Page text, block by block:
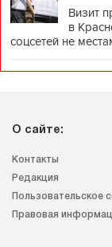
Визит
в
соцсетей не
О сайте:
Контакты
Редакция
Пользовательское
Правовая